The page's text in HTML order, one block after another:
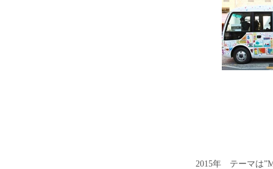
2015年 テーマは